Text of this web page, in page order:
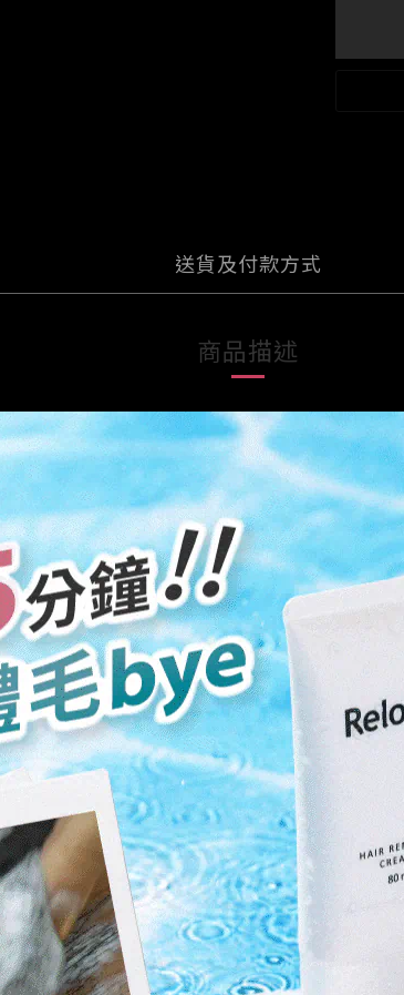
送貨及付款方式
商品描述